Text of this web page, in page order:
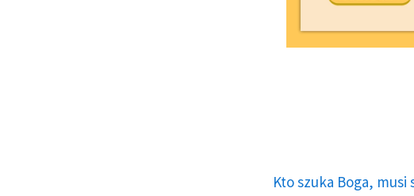
Kto szuka Boga,